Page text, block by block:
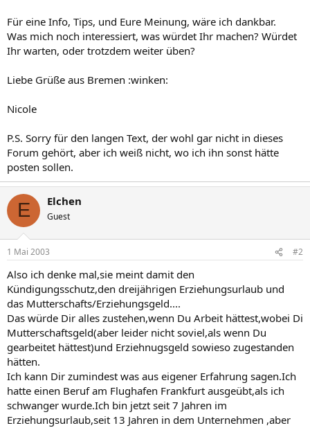
Für eine Info, Tips, und Eure Meinung, wäre ich dankbar.
Was mich noch interessiert, was würdet Ihr machen? Würdet
Ihr warten, oder trotzdem weiter üben?
Liebe Grüße aus Bremen :winken:
Nicole
P.S. Sorry für den langen Text, der wohl gar nicht in dieses
Forum gehört, aber ich weiß nicht, wo ich ihn sonst hätte
posten sollen.
E Elchen
Guest
1 Mai 2003 #2
Also ich denke mal,sie meint damit den
Kündigungsschutz,den dreijährigen Erziehungsurlaub und
das Mutterschafts/Erziehungsgeld....
Das würde Dir alles zustehen,wenn Du Arbeit hättest,wobei Di
Mutterschaftsgeld(aber leider nicht soviel,als wenn Du
gearbeitet hättest)und Erziehnugsgeld sowieso zugestanden
hätten.
Ich kann Dir zumindest was aus eigener Erfahrung sagen.Ich
hatte einen Beruf am Flughafen Frankfurt ausgeübt,als ich
schwanger wurde.Ich bin jetzt seit 7 Jahren im
Erziehungsurlaub,seit 13 Jahren in dem Unternehmen ,aber